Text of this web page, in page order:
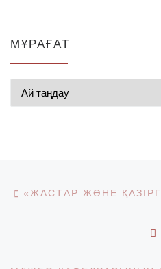
МҰРАҒАТ
Post navigation